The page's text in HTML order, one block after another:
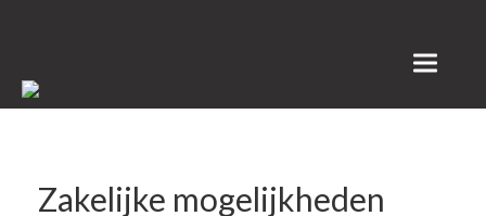
Toggle
Zakelijke mogelijkheden